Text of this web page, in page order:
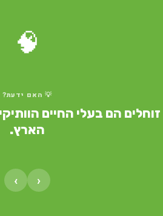
🧠
💡 האם ידעת?
הם בעלי החיים
הארץ.